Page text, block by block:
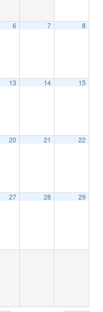
6 7 8
13 14 15
20 21 22
27 28 29